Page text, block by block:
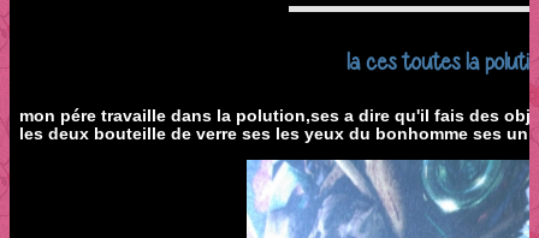
la ces toutes la
mon pére travaille dans la polution,ses a dire qu'il fais des
les deux bouteille de verre ses les yeux du bonhomme ses un